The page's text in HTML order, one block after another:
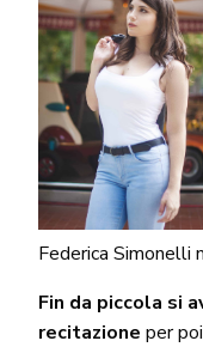
Federica Simonelli
Fin da piccola si
recitazione per